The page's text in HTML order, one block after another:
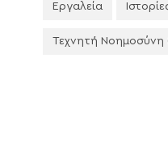
Εργαλεία
Τεχνητή Νοημοσύνη